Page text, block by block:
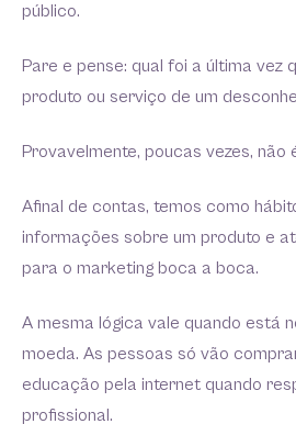
público.
Pare e pense: qual foi a última vez
produto ou serviço de um
Provavelmente, poucas vezes, não
Afinal de contas, temos como
informações sobre um produto e
para o marketing boca a boca.
A mesma lógica vale quando está
moeda. As pessoas só vão
educação pela internet quando
profissional.